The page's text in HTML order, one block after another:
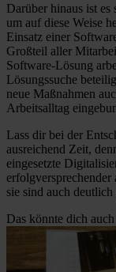
Darüber hinaus ist
um auf diese Weise
Einsatz einer
Großteil aller
Software-Lösung
Lösungssuche
neue Maßnahmen
Arbeitsalltag
Lass dir bei der
ausreichend Zeit,
eingesetzte
sie sind auch deutlich
Das könnte dich